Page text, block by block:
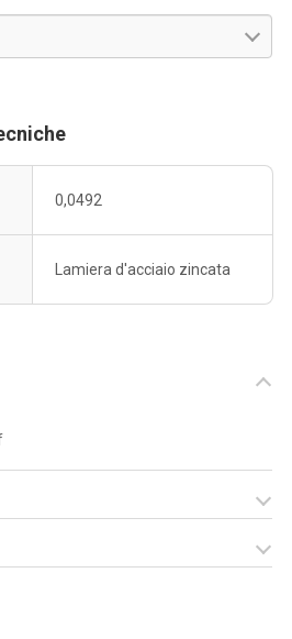
0,0492
Lamiera d'acciaio zincata